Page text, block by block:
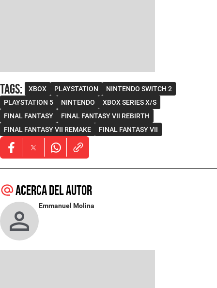
Tags: XBOX PLAYSTATION
NINTENDO SWITCH 2
PLAYSTATION 5
NINTENDO
XBOX SERIES X/S
FINAL FANTASY
FINAL FANTASY VII REBIRTH
FINAL FANTASY VII REMAKE
FINAL FANTASY VII
Opens in new window
Opens in new window
Opens in new window
Acerca del autor
Emmanuel Molina